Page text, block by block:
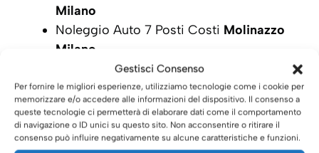
Gestisci Consenso
Per fornire le migliori esperienze, utilizziamo tecnologie come i cookie per
memorizzare e/o accedere alle informazioni del dispositivo. Il consenso a
queste tecnologie ci permetterà di elaborare dati come il comportamento
di navigazione o ID unici su questo sito. Non acconsentire o ritirare il
consenso può influire negativamente su alcune caratteristiche e funzioni.
Milano
Noleggio Auto 7 Posti Costi Molinazzo
Milano
Noleggio Auto 7 Posti Prezzi
Milano
Noleggio Auto 7 Posti TariffeMolinazzo
Milano
Noleggio Auto 9 Posti CostiMolinazzo